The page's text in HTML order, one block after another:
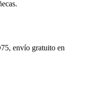
envío gratuito en